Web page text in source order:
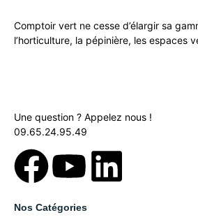
Comptoir vert ne cesse d’élargir sa
l’horticulture, la pépinière, les espaces
Une question ? Appelez nous !
09.65.24.95.49
Nos Catégories